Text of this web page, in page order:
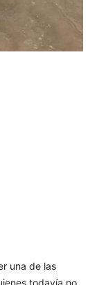
una de las
todavía no